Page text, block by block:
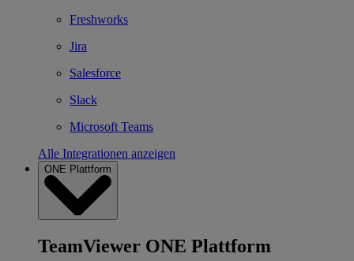
Freshworks
Jira
Salesforce
Slack
Microsoft Teams
Alle Integrationen anzeigen
ONE Plattform
TeamViewer ONE Plattform